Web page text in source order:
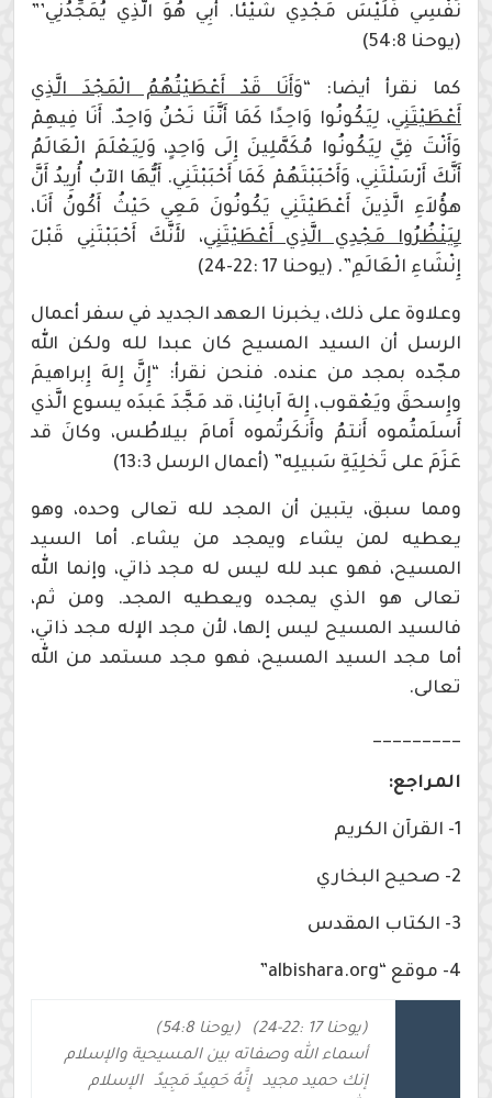
نَفْسِي فَلَيْسَ مَجْدِي شَيْئًا. أَبِي هُوَ الَّذِي يُمَجِّدُنِي’”
(يوحنا 54:8)
كما نقرأ أيضا: “وَأَنَا قَدْ أَعْطَيْتُهُمُ الْمَجْدَ الَّذِي
أَعْطَيْتَنِي، لِيَكُونُوا وَاحِدًا كَمَا أَنَّنَا نَحْنُ وَاحِدٌ. أَنَا فِيهِمْ
وَأَنْتَ فِيَّ لِيَكُونُوا مُكَمَّلِينَ إِلَى وَاحِدٍ، وَلِيَعْلَمَ الْعَالَمُ
أَنَّكَ أَرْسَلْتَنِي، وَأَحْبَبْتَهُمْ كَمَا أَحْبَبْتَنِي. أَيُّهَا الآبُ أُرِيدُ أَنَّ
هؤُلاَءِ الَّذِينَ أَعْطَيْتَنِي يَكُونُونَ مَعِي حَيْثُ أَكُونُ أَنَا،
لِيَنْظُرُوا مَجْدِي الَّذِي أَعْطَيْتَنِي، لأَنَّكَ أَحْبَبْتَنِي قَبْلَ
إِنْشَاءِ الْعَالَمِ”. (يوحنا 17 :22-24)
وعلاوة على ذلك، يخبرنا العهد الجديد في سفر أعمال
الرسل أن السيد المسيح كان عبدا لله ولكن الله
مجّده بمجد من عنده. فنحن نقرأ: “إِنَّ إِلهَ إِبراهيمَ
وإِسحقَ ويَعْقوب، إِلهَ آبائِنا، قد مَجَّدَ عَبدَه يسوع الَّذي
أَسلَمتُموه أَنتمُ وأَنكَرتُموه أَمامَ بيلاطُس، وكانَ قد
عَزَمَ على تَخلِيَةِ سَبيلِه” (أعمال الرسل 13:3)
ومما سبق، يتبين أن المجد لله تعالى وحده، وهو
يعطيه لمن يشاء ويمجد من يشاء. أما السيد
المسيح، فهو عبد لله ليس له مجد ذاتي، وإنما الله
تعالى هو الذي يمجده ويعطيه المجد. ومن ثم،
فالسيد المسيح ليس إلها، لأن مجد الإله مجد ذاتي،
أما مجد السيد المسيح، فهو مجد مستمد من الله
تعالى.
_________
المراجع:
1- القرآن الكريم
2- صحيح البخاري
3- الكتاب المقدس
4- موقع “albishara.org”
(يوحنا 17 :22-24)
(يوحنا 54:8)
أسماء الله وصفاته بين المسيحية والإسلام
إنك حميد مجيد
إِنَّهُ حَمِيدٌ مَجِيدٌ
الإسلام